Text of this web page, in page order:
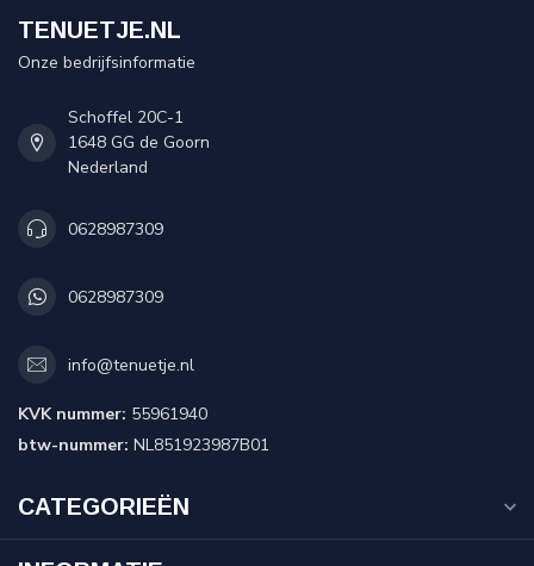
TENUETJE.NL
Onze bedrijfsinformatie
Schoffel 20C-1
1648 GG de Goorn
Nederland
0628987309
0628987309
info@tenuetje.nl
KVK nummer: 55961940
btw-nummer: NL851923987B01
CATEGORIEËN